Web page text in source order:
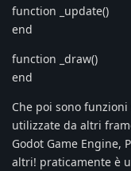
function _update()
end
function _draw()
end
Che poi sono
utilizzate da altri
Godot Game Engine,
altri! praticamente è